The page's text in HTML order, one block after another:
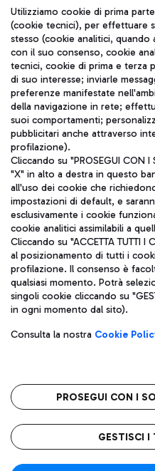
Seguici sui social
Aeroporti di Roma S.p.A. -
coordinamento di Mundys
Codice fiscale e Registro delle
IVA 06572251004
Capitale sociale 62.224.743,00
Sede legale: Via Pier Paolo
telefono +39 06 65951
Privacy policy
Utilizziamo cookie di prima
(cookie tecnici), per effettuare
stesso (cookie analitici, quando
con il suo consenso, cookie
tecnici, cookie di prima e terza
di suo interesse; inviarle
preferenze manifestate
della navigazione in rete;
suoi comportamenti;
pubblicitari anche attraverso
profilazione).
Cliccando su "PROSEGUI CON I
"X" in alto a destra in questo
all'uso dei cookie che
impostazioni di default, e
esclusivamente i cookie
cookie analitici assimilabili a
Cliccando su "ACCETTA TUTTI
al posizionamento di tutti i
profilazione. Il consenso è
qualsiasi momento. Potrà
singoli cookie cliccando su
in ogni momento dal sito).
Consulta la nostra Cookie
PROSEGUI CON I
GESTISCI I